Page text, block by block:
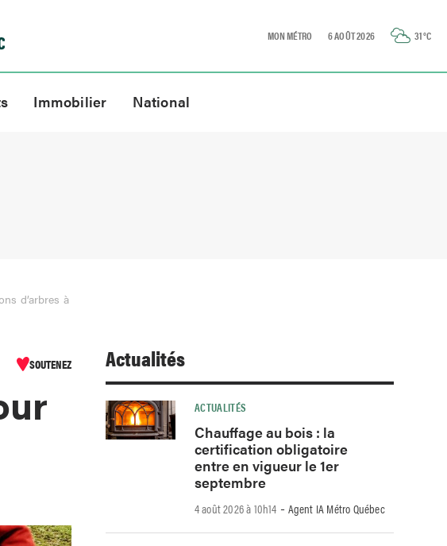
MON MÉTRO 6 AOÛT 2026 31°C
Immobilier National
d’arbres à
SOUTENEZ Actualités
ACTUALITÉS
Chauffage au bois : la
certification obligatoire
entre en vigueur le 1er
septembre
4 août 2026 à 10h14 -Agent IA Métro Québec